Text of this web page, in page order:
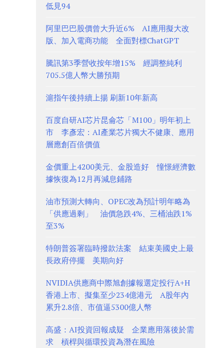
低見94
阿里巴巴股價曾大升近6% AI應用擬大改
版、加入電商功能 全面對標ChatGPT
騰訊第3季營收按年增15% 經調整純利
705.5億人幣大勝預期
滬指午後持續上揚 刷新10年新高
百度自研AI芯片昆侖芯「M100」明年初上
市 李彥宏：AI產業芯片獨大不健康、應用
層應創百倍價值
金價重上4200美元、金股造好 憧憬經濟數
據恢復為12月再減息鋪路
油市預測大轉向、OPEC改為預計明年略為
「供應過剩」 油價急跌4%、三桶油跌1%
至3%
特朗普簽署臨時撥款法案 結束美國史上最
長政府停擺 美期向好
NVIDIA供應商中際旭創據報選定投行A+H
香港上市、擬集至少234億港元 A股年內
累升2.8倍、市值逼5300億人幣
高盛：AI投資回報成疑 企業應用落後於需
求 槓桿與循環投資為潛在風險